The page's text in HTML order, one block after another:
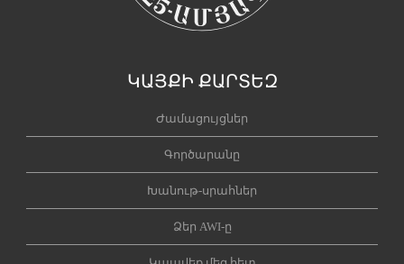
ԿԱՅՔԻ ՔԱՐՏԵԶ
Ժամացույցներ
Գործարանը
Խանութ-սրահներ
Ձեր AWI-ը